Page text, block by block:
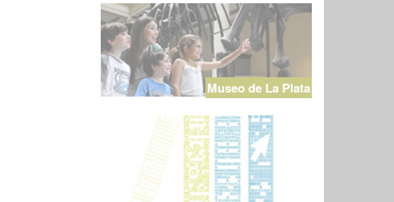
Museo de La Plata